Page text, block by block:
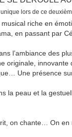
lors de ce
riche en
en passant par
l’ambiance des
originale,
Une présence
la peau et la
on chante… On